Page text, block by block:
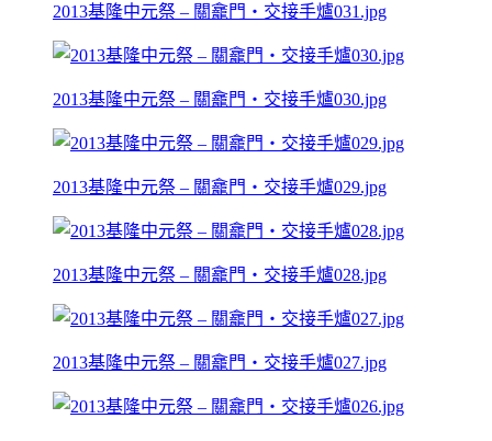
2013基隆中元祭 – 關龕門‧交接手爐031.jpg
2013基隆中元祭 – 關龕門‧交接手爐030.jpg
2013基隆中元祭 – 關龕門‧交接手爐029.jpg
2013基隆中元祭 – 關龕門‧交接手爐028.jpg
2013基隆中元祭 – 關龕門‧交接手爐027.jpg